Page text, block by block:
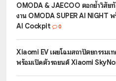
OMODA & JAECOO ตอกย้ำวิสั
งาน OMODA SUPER AI NIGHT
AI Cockpit
0
Xiaomi EV เผยโฉมสถาปัตยกรรม
พร้อมเปิดตัวรถยนต์ Xiaomi